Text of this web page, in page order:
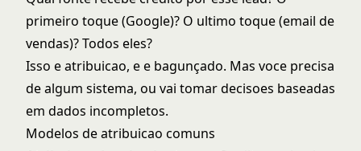
primeiro toque (Google)? O ultimo toque (email de
vendas)? Todos eles?
Isso e atribuicao, e e bagunçado. Mas voce precisa
de algum sistema, ou vai tomar decisoes baseadas
em dados incompletos.
Modelos de atribuicao comuns